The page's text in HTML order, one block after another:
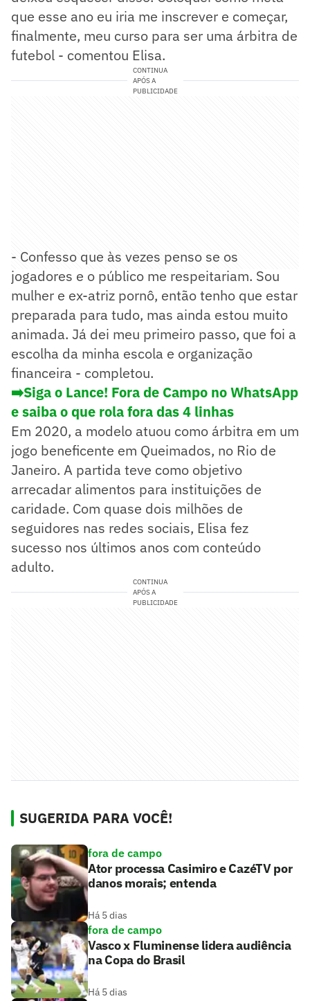
que esse ano eu iria me inscrever e começar,
finalmente, meu curso para ser uma árbitra de
futebol - comentou Elisa.
CONTINUA
APÓS A
PUBLICIDADE
- Confesso que às vezes penso se os
jogadores e o público me respeitariam. Sou
mulher e ex-atriz pornô, então tenho que estar
preparada para tudo, mas ainda estou muito
animada. Já dei meu primeiro passo, que foi a
escolha da minha escola e organização
financeira - completou.
➡️Siga o Lance! Fora de Campo no WhatsApp
e saiba o que rola fora das 4 linhas
Em 2020, a modelo atuou como árbitra em um
jogo beneficente em Queimados, no Rio de
Janeiro. A partida teve como objetivo
arrecadar alimentos para instituições de
caridade. Com quase dois milhões de
seguidores nas redes sociais, Elisa fez
sucesso nos últimos anos com conteúdo
adulto.
CONTINUA
APÓS A
PUBLICIDADE
SUGERIDA PARA VOCÊ!
fora de campo
Ator processa Casimiro e CazéTV por
danos morais; entenda
Há 5 dias
fora de campo
Vasco x Fluminense lidera audiência
na Copa do Brasil
Há 5 dias